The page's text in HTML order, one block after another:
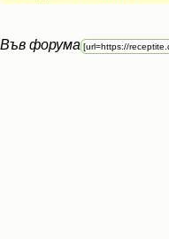
Във форума